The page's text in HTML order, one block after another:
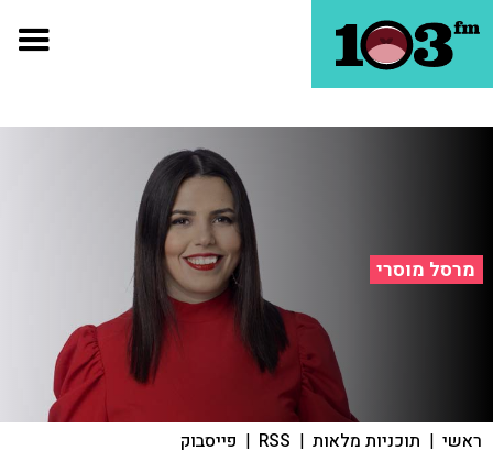
מרסל מוסרי
ראשי | תוכניות מלאות |
RSS
| פייסבוק